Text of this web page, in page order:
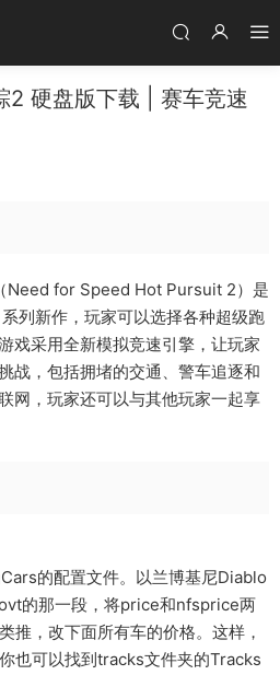
2 硬盘版下载 | 赛车竞速
Need for Speed Hot Pursuit 2）是
列新作，玩家可以选择各种超级跑
戏采用全新模拟竞速引擎，让玩家
战，包括拥堵的交通、警车追逐和
网，玩家还可以与其他玩家一起享
的配置文件。以兰博基尼Diablo
的那一段，将price和nfsprice两
推，改下面所有车的价格。这样，
也可以找到tracks文件夹的Tracks